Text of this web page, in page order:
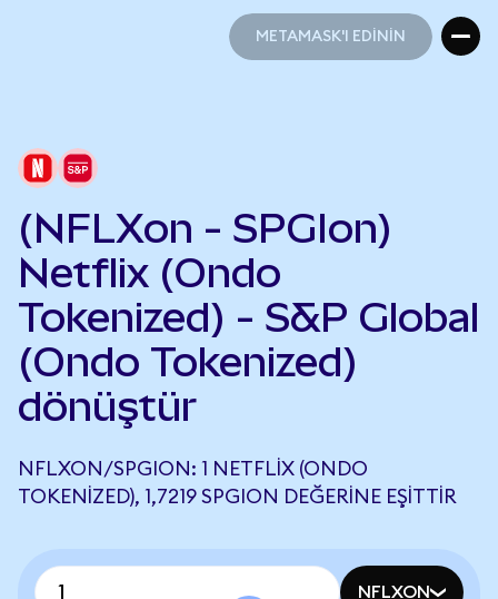
METAMASK'I EDİNİN
(NFLXon - SPGIon)
Netflix (Ondo
Tokenized) - S&P Global
(Ondo Tokenized)
dönüştür
NFLXON/SPGION: 1 NETFLIX (ONDO
TOKENIZED), 1,7219 SPGION DEĞERINE EŞITTIR
NFLXON